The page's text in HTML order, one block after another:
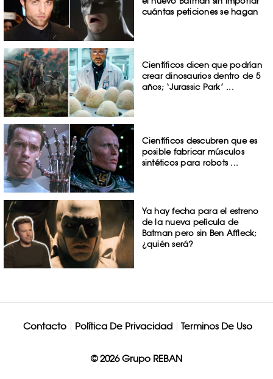
cuántas peticiones se hagan
Científicos dicen que podrían
crear dinosaurios dentro de 5
años; ‘Jurassic Park’ ...
Científicos descubren que es
posible fabricar músculos
sintéticos para robots ...
Ya hay fecha para el estreno
de la nueva película de
Batman pero sin Ben Affleck;
¿quién será?
Contacto Política De Privacidad Terminos De Uso
© 2026 Grupo REBAN